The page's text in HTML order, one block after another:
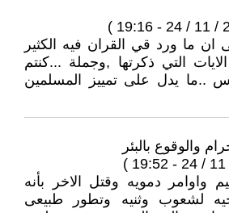
ان ما ورد قي القران فيه الكثير
التي ذكرتها ,وجملة ...كنتم
..ما يدل على تمييز المسلمين
واوامر دمويه وقتل الاخر بأنه
لشعوب وثنيه وتطور طبيعى